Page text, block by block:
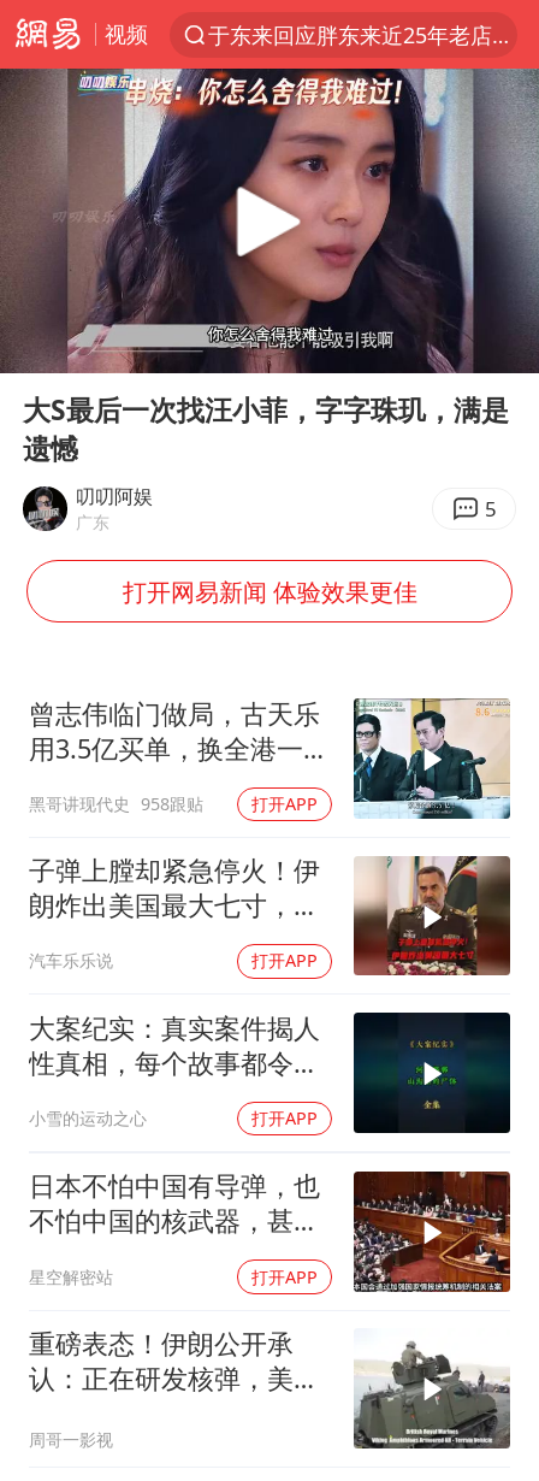
视频
于东来回应胖东来近25年老店年底关闭
上半年我国经营主体结构持续优化
俄称边境州遭乌大规模袭击已致13伤
《披荆斩棘2026》阵容官宣
杭州机场已取消航班388架次
白海豚北上或致京津冀暴雨
美将每月供乌爱国者拦截导弹
新疆一婚礼线上邀请引热议
云南一男子胃中取出180颗铁钉
景区回应“麦积山石窟看完需2000元”
曹颖儿子首次演长剧
奋力开创中国式现代化建设新局面
Play
00:00 02:03
大S最后一次找汪小菲，字字珠玑，满是
遗憾
叨叨阿娱
广东 5
打开网易新闻 体验效果更佳
曾志伟临门做局，古天乐
用3.5亿买单，换全港一声
黑哥讲现代史 958跟贴 打开APP
子弹上膛却紧急停火！伊
朗炸出美国最大七寸，特
汽车乐乐说 打开APP
大案纪实：真实案件揭人
性真相，每个故事都令人
小雪的运动之心 打开APP
日本不怕中国有导弹，也
不怕中国的核武器，甚至
不怕中国的稀土制裁
星空解密站 打开APP
重磅表态！伊朗公开承
认：正在研发核弹，美以
周哥一影视